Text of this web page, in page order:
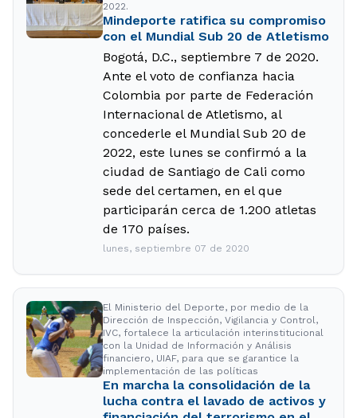
2022.
Mindeporte ratifica su compromiso
con el Mundial Sub 20 de Atletismo
Bogotá, D.C., septiembre 7 de 2020.
Ante el voto de confianza hacia
Colombia por parte de Federación
Internacional de Atletismo, al
concederle el Mundial Sub 20 de
2022, este lunes se confirmó a la
ciudad de Santiago de Cali como
sede del certamen, en el que
participarán cerca de 1.200 atletas
de 170 países.
lunes, septiembre 07 de 2020
El Ministerio del Deporte, por medio de la
Dirección de Inspección, Vigilancia y Control,
IVC, fortalece la articulación interinstitucional
con la Unidad de Información y Análisis
financiero, UIAF, para que se garantice la
implementación de las políticas
En marcha la consolidación de la
lucha contra el lavado de activos y